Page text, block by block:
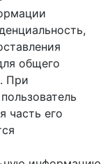
общего
При
часть его